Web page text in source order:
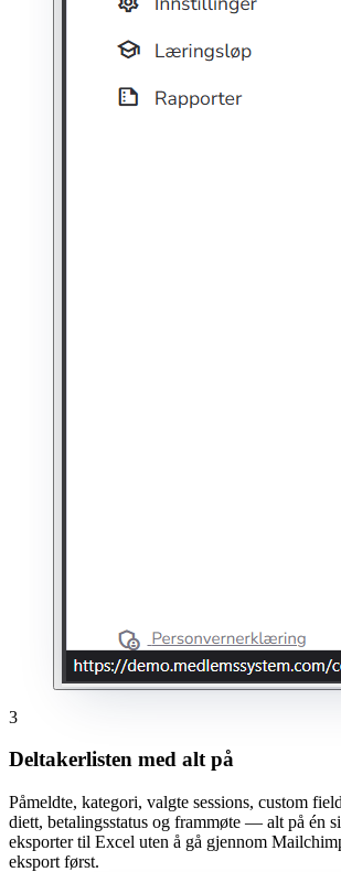
3
Deltakerlisten med alt på
Påmeldte, kategori, valgte sessions, custom
diett, betalingsstatus og frammøte — alt på én
eksporter til Excel uten å gå gjennom
eksport først.